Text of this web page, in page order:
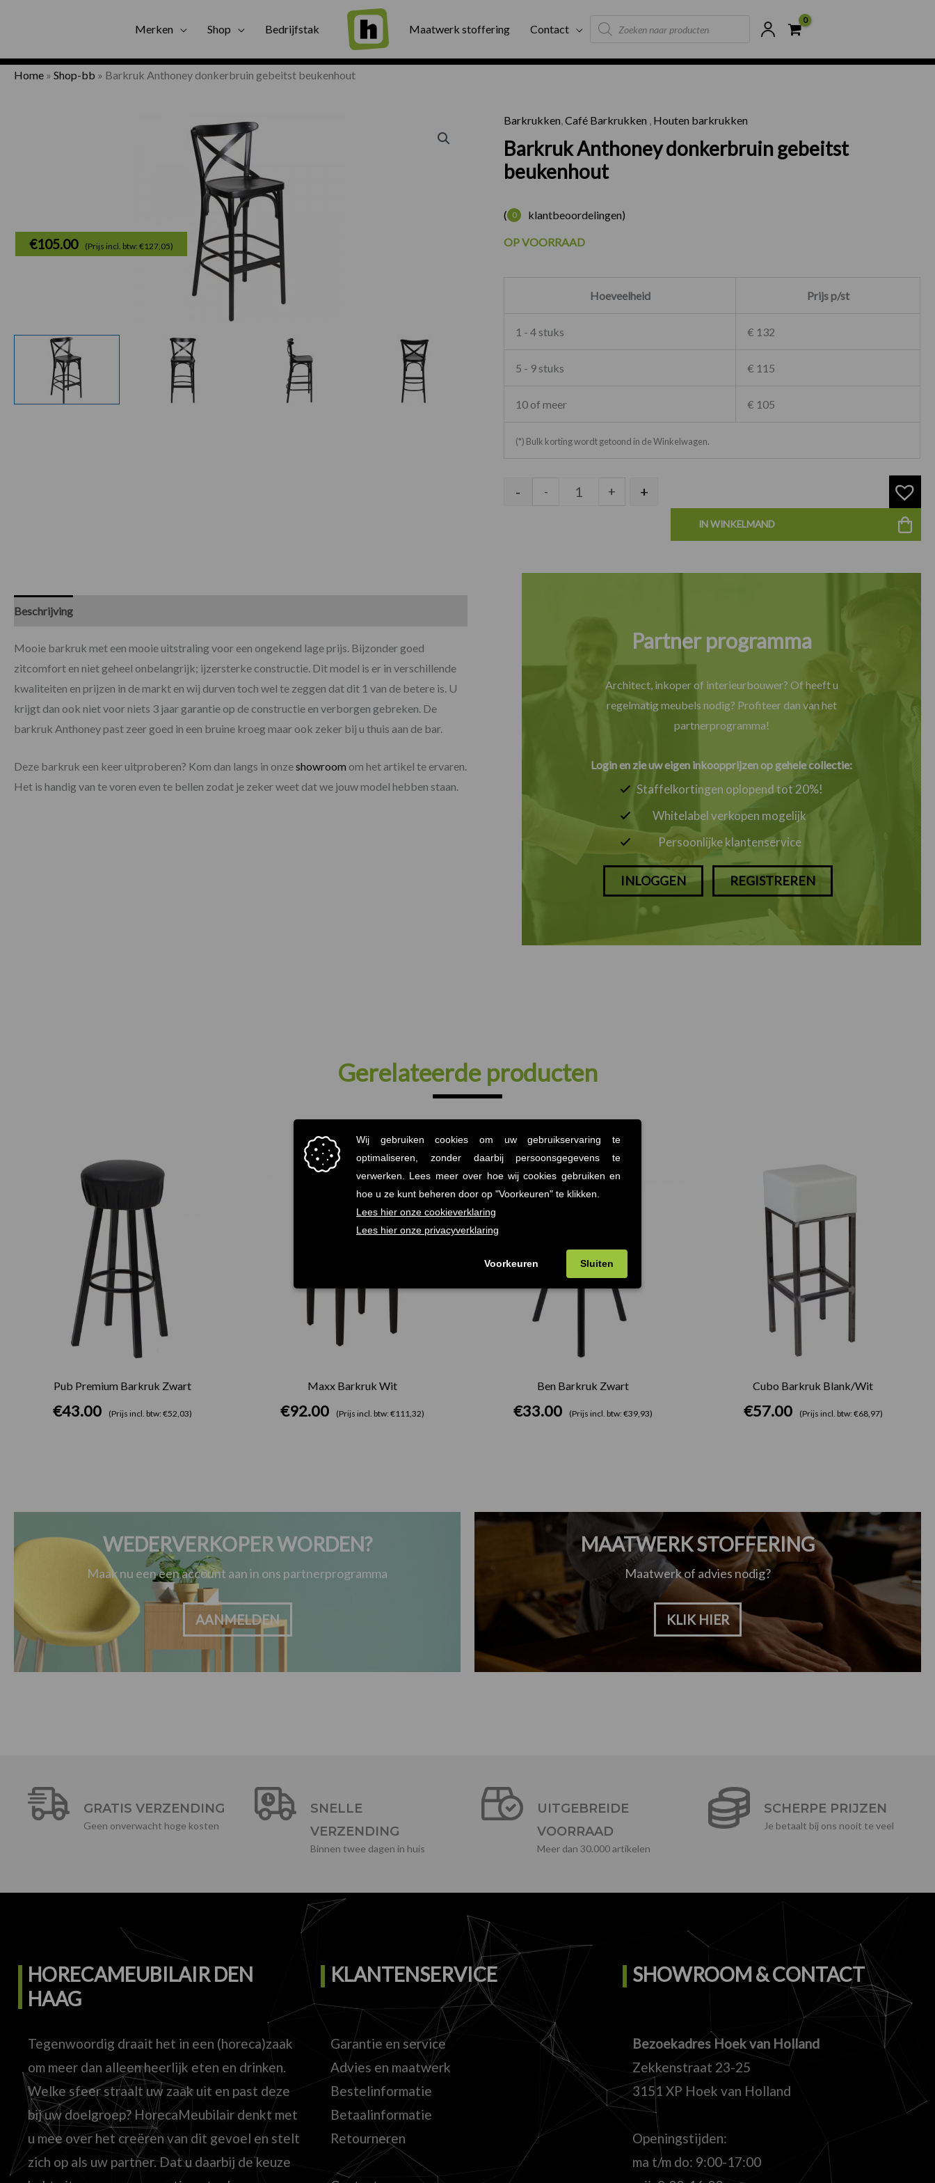
Merken Shop Bedrijfstak Maatwerk stoffering Contact
Products
search
Gratis bezorging Binnen twee werkdagen geleverd Externe voorraad Scherpste prijzen van NL
Home » Shop-bb » Barkruk Anthoney donkerbruin gebeitst beukenhout
Barkrukken,Café Barkrukken , Houten barkrukken
Barkruk Anthoney donkerbruin gebeitst
beukenhout
( 0 klantbeoordelingen)
€105.00 (Prijs incl. btw: €127,05) OP VOORRAAD
Hoeveelheid Prijs p/st
1 - 4 stuks € 132
5 - 9 stuks € 115
10 of meer € 105
(*) Bulk korting wordt getoond in de Winkelwagen.
Barkruk Anthoney donkerbruin gebeitst beukenhout aantal
- - + +
IN WINKELMAND
Beschrijving
Mooie barkruk met een mooie uitstraling voor een ongekend lage prijs. Bijzonder goed
zitcomfort en niet geheel onbelangrijk; ijzersterke constructie. Dit model is er in verschillende
kwaliteiten en prijzen in de markt en wij durven toch wel te zeggen dat dit 1 van de betere is. U
krijgt dan ook niet voor niets 3 jaar garantie op de constructie en verborgen gebreken. De
barkruk Anthoney past zeer goed in een bruine kroeg maar ook zeker bij u thuis aan de bar.
Deze barkruk een keer uitproberen? Kom dan langs in onzeshowroom om het artikel te ervaren.
Het is handig van te voren even te bellen zodat je zeker weet dat we jouw model hebben staan.
Partner programma
Architect, inkoper of interieurbouwer? Of heeft u
regelmatig meubels nodig? Profiteer dan van het
partnerprogramma!
Login en zie uw eigen inkoopprijzen op gehele collectie:
Staffelkortingen oplopend tot 20%!
Whitelabel verkopen mogelijk
Persoonlijke klantenservice
INLOGGEN REGISTREREN
Gerelateerde producten
Pub Premium Barkruk Zwart
€43.00 (Prijs incl. btw: €52,03)
Maxx Barkruk Wit
€92.00 (Prijs incl. btw: €111,32)
Ben Barkruk Zwart
€33.00 (Prijs incl. btw: €39,93)
Cubo Barkruk Blank/Wit
€57.00 (Prijs incl. btw: €68,97)
WEDERVERKOPER WORDEN?
Maak nu een een account aan in ons partnerprogramma
AANMELDEN
MAATWERK STOFFERING
Maatwerk of advies nodig?
KLIK HIER
GRATIS VERZENDING
Geen onverwacht hoge kosten
SNELLE
VERZENDING
Binnen twee dagen in huis
UITGEBREIDE
VOORRAAD
Meer dan 30.000 artikelen
SCHERPE PRIJZEN
Je betaalt bij ons nooit te veel
HORECAMEUBILAIR DEN
HAAG
Tegenwoordig draait het in een (horeca)zaak
om meer dan alleen heerlijk eten en drinken.
Welke sfeer straalt uw zaak uit en past deze
bij uw doelgroep? HorecaMeubilair denkt met
u mee over het creëren van dit gevoel en stelt
zich op als uw partner. Dat u daarbij de keuze
KLANTENSERVICE
Garantie en service
Advies en maatwerk
Bestelinformatie
Betaalinformatie
Retourneren
SHOWROOM & CONTACT
Bezoekadres Hoek van Holland
Zekkenstraat 23-25
3151 XP Hoek van Holland
Openingstijden:
ma t/m do: 9:00-17:00